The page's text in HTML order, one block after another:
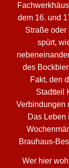
dem 16. und
Straße oder
spürt,
des
Fakt, den
Stadtteil
Verbindungen
Das Leben
Brauhaus-
Wer hier